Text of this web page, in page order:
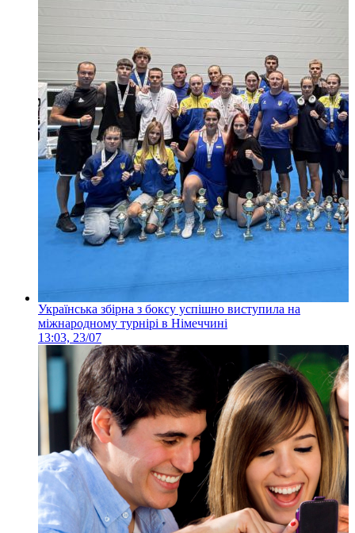
Українська збірна з боксу успішно виступила на
міжнародному турнірі в Німеччині
13:03, 23/07